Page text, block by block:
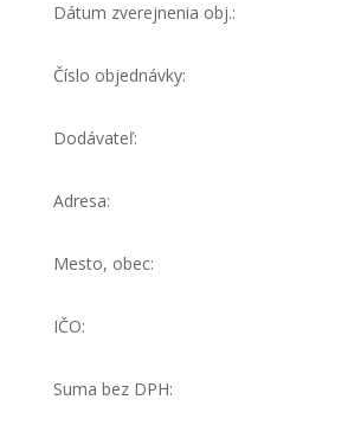
Dátum zverejnenia obj.:
Číslo objednávky:
Dodávateľ:
Adresa:
Mesto, obec:
IČO:
Suma bez DPH: